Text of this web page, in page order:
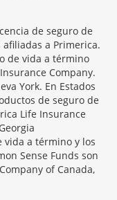
de seguro de
a Primerica.
de vida a término
Company.
York. En Estados
de seguro de
Life Insurance
vida a término y los
Sense Funds son
of Canada,